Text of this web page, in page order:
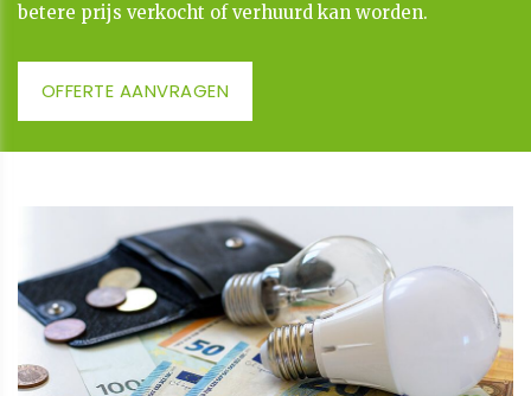
betere prijs verkocht of verhuurd kan worden.
OFFERTE AANVRAGEN